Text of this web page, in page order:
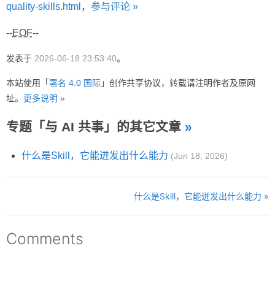
quality-skills.html ， 参与评论 »
--EOF--
发表于 2026-06-18 23:53:40。
本站使用「署名 4.0 国际」创作共享协议，转载请注明作者及原网
址。 更多说明 »
专题「与 AI 共事」的其它文章 »
什么是Skill，它能迸发出什么能力 (Jun 18, 2026)
什么是Skill，它能迸发出什么能力 »
Comments